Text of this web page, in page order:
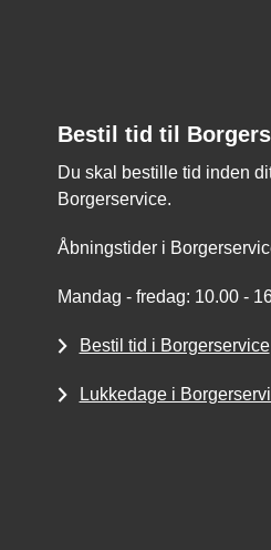
Bestil tid til
Du skal bestille tid inden
Borgerservice.
Åbningstider i
Mandag - fredag: 10.00 -
Bestil tid i Borgerservice
Lukkedage i